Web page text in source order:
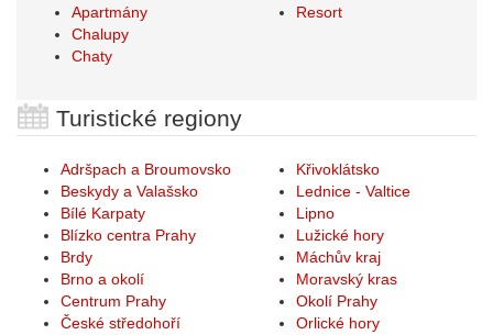
Apartmány
Chalupy
Chaty
Resort
Turistické regiony
Adršpach a Broumovsko
Beskydy a Valašsko
Bílé Karpaty
Blízko centra Prahy
Brdy
Brno a okolí
Centrum Prahy
České středohoří
Křivoklátsko
Lednice - Valtice
Lipno
Lužické hory
Máchův kraj
Moravský kras
Okolí Prahy
Orlické hory